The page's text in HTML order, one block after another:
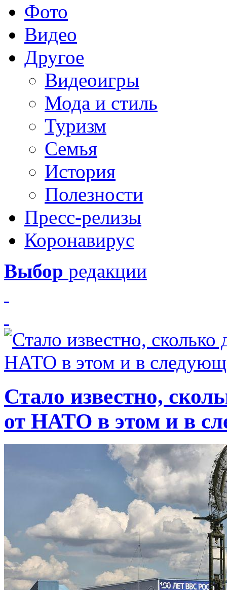
Фото
Видео
Другое
Видеоигры
Мода и стиль
Туризм
Семья
История
Полезности
Пресс-релизы
Коронавирус
Выбор редакции
Стало известно,
от НАТО в этом и в